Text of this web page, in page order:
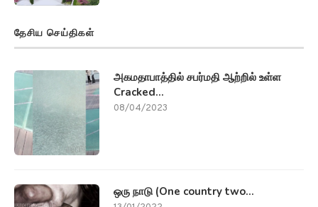
ஒரு நாடு (One country two...
13/01/2022
5,000 கிமீ தூரம் வரை சென்று...
27/10/2021